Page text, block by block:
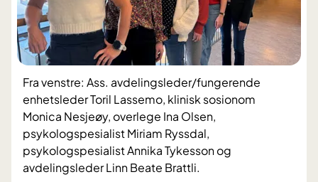
Fra venstre: Ass. avdelingsleder/fungerende
enhetsleder Toril Lassemo, klinisk sosionom
Monica Nesjeøy, overlege Ina Olsen,
psykologspesialist Miriam Ryssdal,
psykologspesialist Annika Tykesson og
avdelingsleder Linn Beate Brattli.